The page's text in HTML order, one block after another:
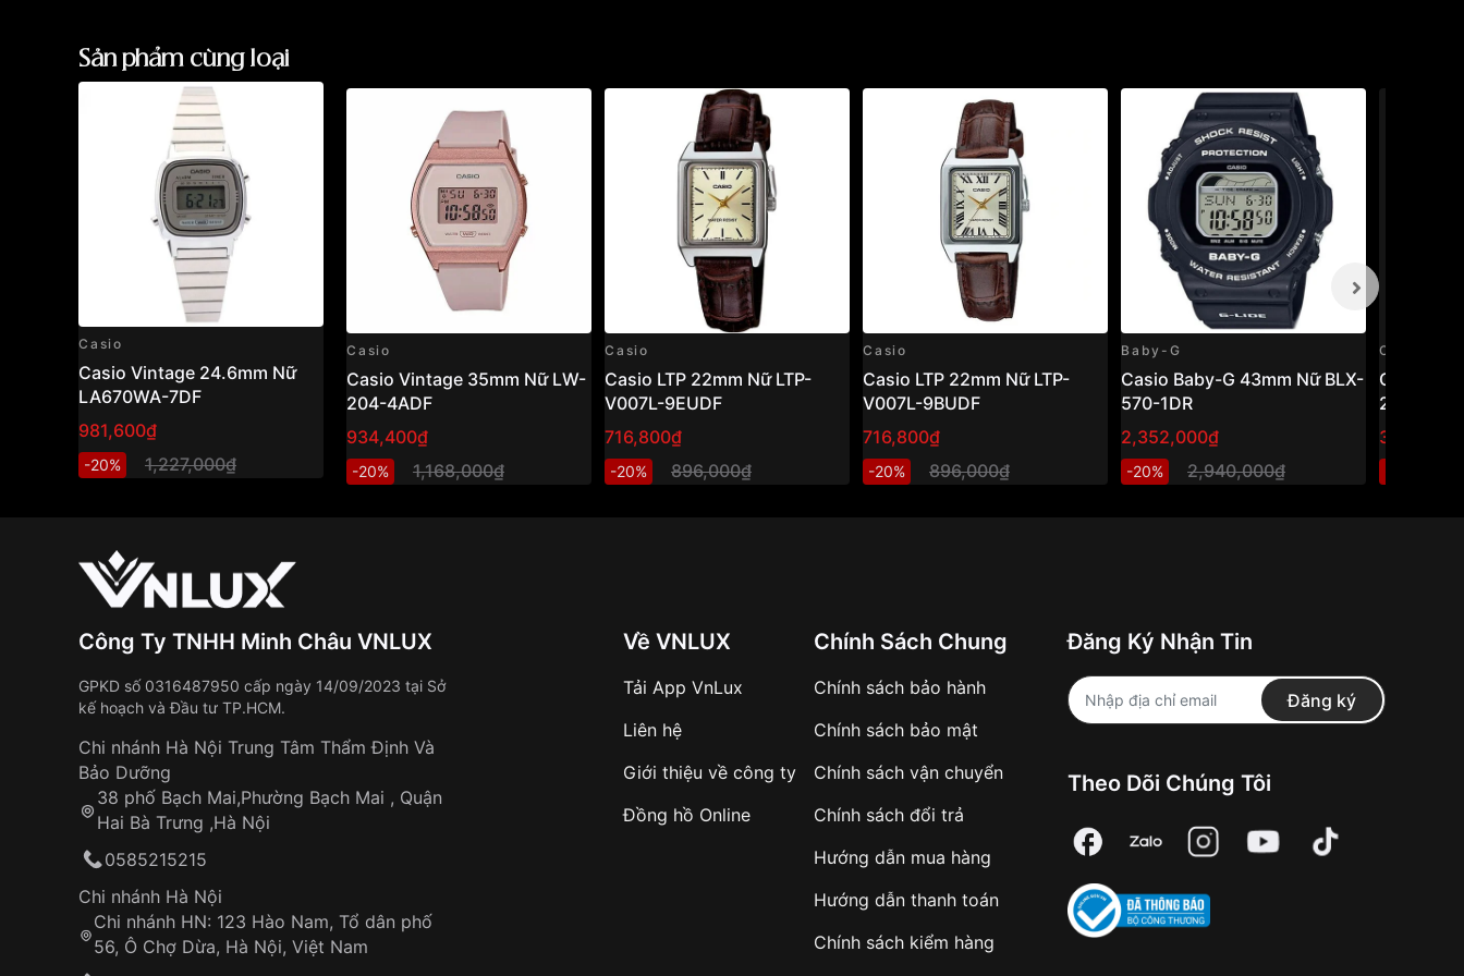
Sản phẩm cùng loại
Casio
Casio Vintage 24.6mm Nữ
LA670WA-7DF
981,600₫
-20% 1,227,000₫
Casio
Casio Vintage 35mm Nữ LW-
204-4ADF
934,400₫
-20% 1,168,000₫
Casio
Casio LTP 22mm Nữ LTP-
V007L-9EUDF
716,800₫
-20% 896,000₫
Casio
Casio LTP 22mm Nữ LTP-
V007L-9BUDF
716,800₫
-20% 896,000₫
Baby-G
Casio Baby-G 43mm Nữ BLX-
570-1DR
2,352,000₫
-20% 2,940,000₫
Casio
Casio
24-7ELDF
384,000₫
Công Ty TNHH Minh Châu VNLUX
GPKD số 0316487950 cấp ngày 14/09/2023 tại Sở
kế hoạch và Đầu tư TP.HCM.
Chi nhánh Hà Nội Trung Tâm Thẩm Định Và
Bảo Dưỡng
38 phố Bạch Mai,Phường Bạch Mai , Quận
Hai Bà Trưng ,Hà Nội
0585215215
Chi nhánh Hà Nội
Chi nhánh HN: 123 Hào Nam, Tổ dân phố
56, Ô Chợ Dừa, Hà Nội, Việt Nam
Về VNLUX
Tải App VnLux
Liên hệ
Giới thiệu về công ty
Đồng hồ Online
Chính Sách Chung
Chính sách bảo hành
Chính sách bảo mật
Chính sách vận chuyển
Chính sách đổi trả
Hướng dẫn mua hàng
Hướng dẫn thanh toán
Chính sách kiểm hàng
Đăng Ký Nhận Tin
Đăng ký
Theo Dõi Chúng Tôi